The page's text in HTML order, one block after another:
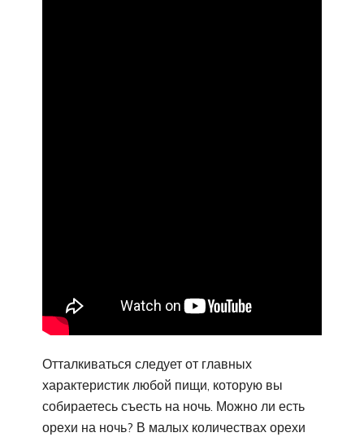
Отталкиваться следует от главных
характеристик любой пищи, которую вы
собираетесь съесть на ночь. Можно ли есть
орехи на ночь? В малых количествах орехи